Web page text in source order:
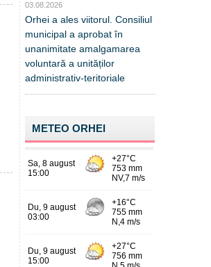
03.08.2026
Orhei a ales viitorul. Consiliul
municipal a aprobat în
unanimitate amalgamarea
voluntară a unităților
administrativ-teritoriale
METEO ORHEI